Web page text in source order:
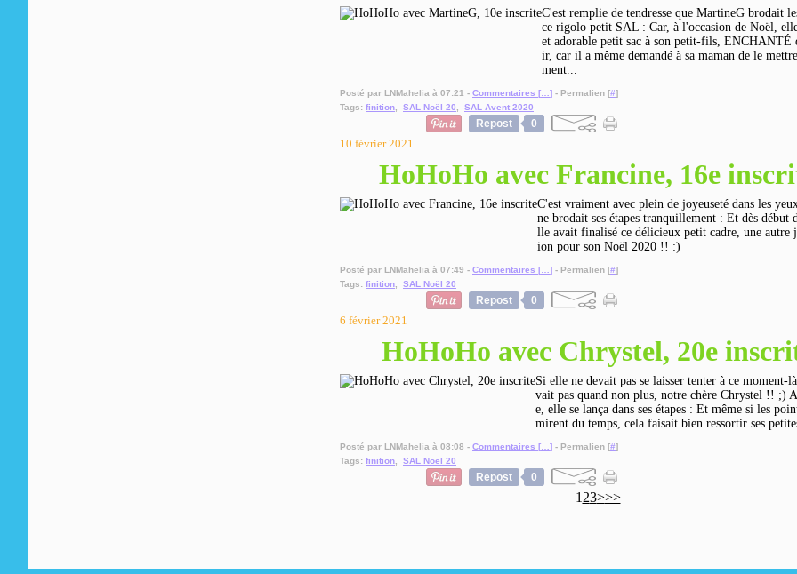
C'est remplie de tendresse que MartineG brodait
ce rigolo petit SAL : Car, à l'occasion de Noël,
et adorable petit sac à son petit-fils, ENCHANTÉ
ir, car il a même demandé à sa maman de le
ment...
Posté par LNMahelia à 07:21 - Commentaires [ ] - Permalien [#]
Tags: finition SAL Noël 20 SAL Avent 2020
Repost 0
10 février 2021
HoHoHo avec Francine, 16e
C'est vraiment avec plein de joyeuseté dans les
ne brodait ses étapes tranquillement : Et dès début
lle avait finalisé ce délicieux petit cadre, une autre
ion pour son Noël 2020 !! :)
Posté par LNMahelia à 07:49 - Commentaires [ ] - Permalien [#]
Tags: finition SAL Noël 20
Repost 0
6 février 2021
HoHoHo avec Chrystel, 20e
Si elle ne devait pas se laisser tenter à ce moment-
vait pas quand non plus, notre chère Chrystel !! ;)
e, elle se lança dans ses étapes : Et même si les
mirent du temps, cela faisait bien ressortir ses
Posté par LNMahelia à 08:08 - Commentaires [ ] - Permalien [#]
Tags: finition SAL Noël 20
Repost 0
1 23>>>